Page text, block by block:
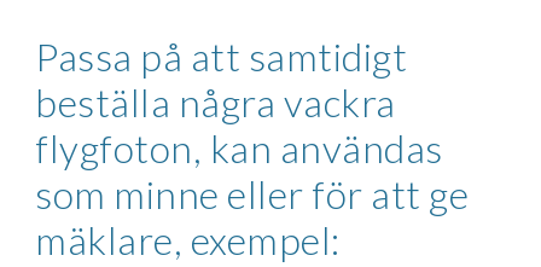
Passa på att samtidigt
beställa några vackra
flygfoton, kan användas
som minne eller för att ge
mäklare, exempel: